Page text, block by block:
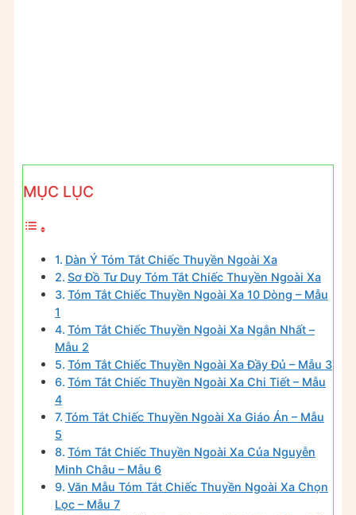
MỤC LỤC
Dàn Ý Tóm Tắt Chiếc Thuyền Ngoài Xa
Sơ Đồ Tư Duy Tóm Tắt Chiếc Thuyền Ngoài Xa
Tóm Tắt Chiếc Thuyền Ngoài Xa 10 Dòng – Mẫu
1
Tóm Tắt Chiếc Thuyền Ngoài Xa Ngắn Nhất –
Mẫu 2
Tóm Tắt Chiếc Thuyền Ngoài Xa Đầy Đủ – Mẫu 3
Tóm Tắt Chiếc Thuyền Ngoài Xa Chi Tiết – Mẫu
4
Tóm Tắt Chiếc Thuyền Ngoài Xa Giáo Án – Mẫu
5
Tóm Tắt Chiếc Thuyền Ngoài Xa Của Nguyễn
Minh Châu – Mẫu 6
Văn Mẫu Tóm Tắt Chiếc Thuyền Ngoài Xa Chọn
Lọc – Mẫu 7